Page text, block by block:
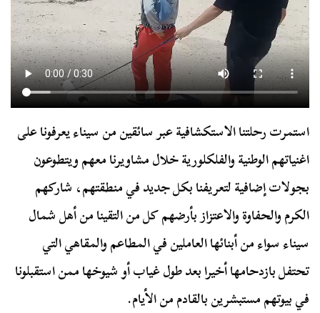
استمرت رحلتنا الاستكشافية عبر سائقين من سيناء يعرفونا على
اغنياتهم الوطنية والفلكلورية خلال مشاويرنا معهم ويتطوعون
بجولات إضافية لتعريفنا بكل جديد في منطقتهم، شاركهم
الكرم والحفاوة والاعتزاز بأرضهم كل من التقينا من أهل شمال
سيناء سواء من أبنائها العاملين في المطاعم والمقاهي التي
تحتفل بازدحامها أخيرا بعد طول غياب أو شيوخها ممن استقبلونا
في بيوتهم مستبشرين بالقادم من الأيام.